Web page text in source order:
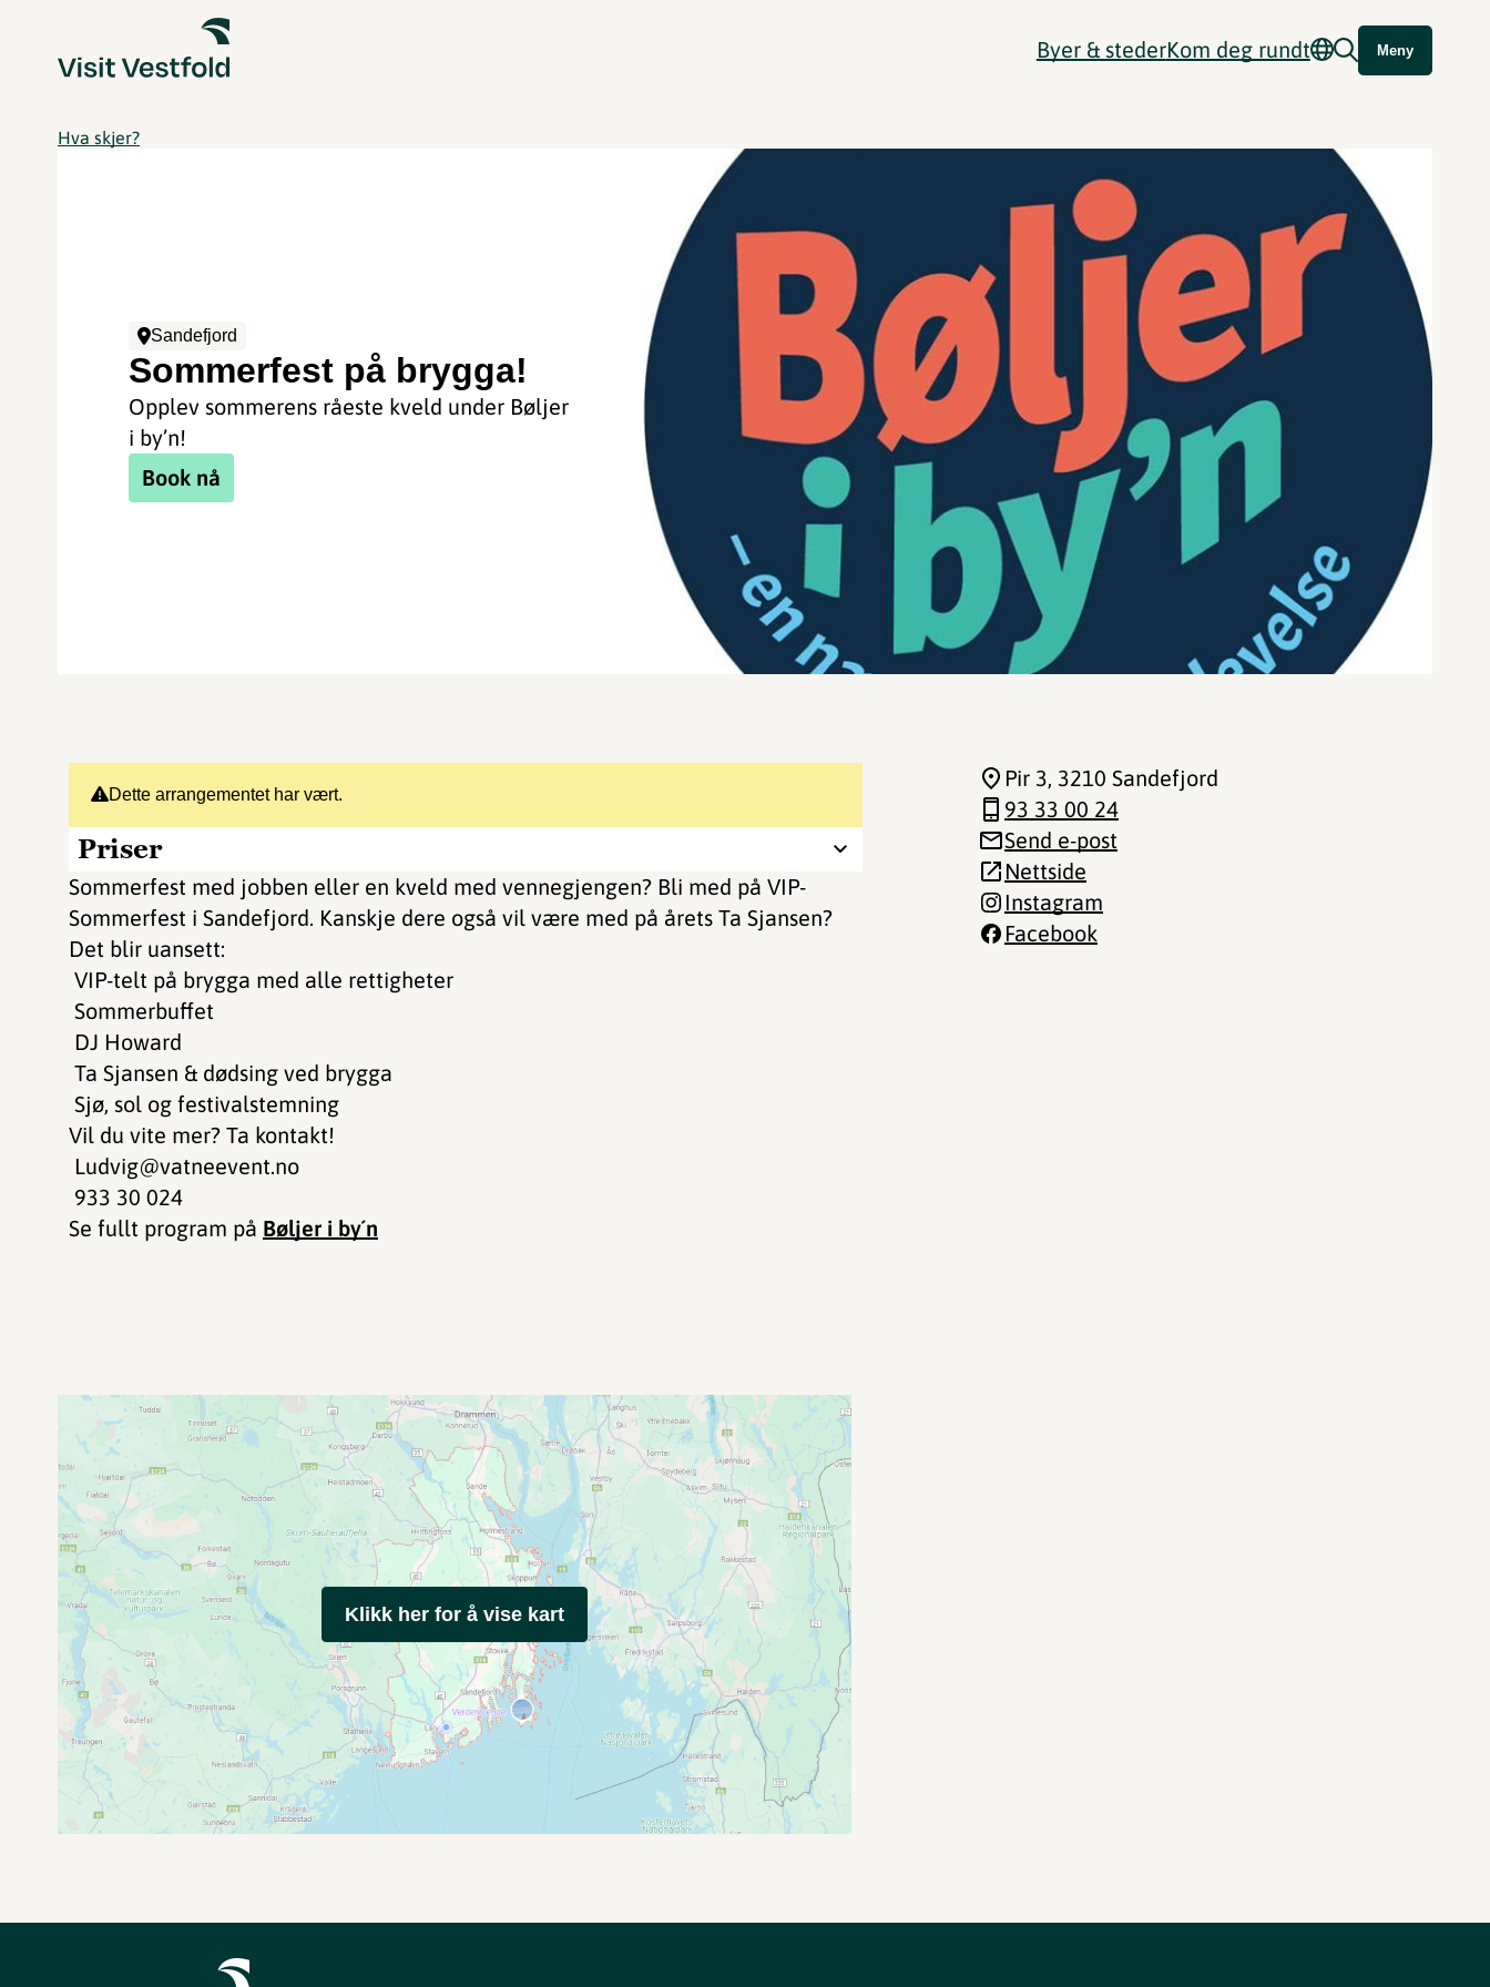
Byer & stederKom deg rundt Meny
Hva skjer?
Sandefjord
Sommerfest på brygga!
Opplev sommerens råeste kveld under Bøljer
i by’n!
Book nå
Dette arrangementet har vært.
Priser
Sommerfest med jobben eller en kveld med vennegjengen? Bli med på VIP-
Sommerfest i Sandefjord. Kanskje dere også vil være med på årets Ta Sjansen?
Det blir uansett:
VIP-telt på brygga med alle rettigheter
Sommerbuffet
DJ Howard
Ta Sjansen & dødsing ved brygga
Sjø, sol og festivalstemning
Vil du vite mer? Ta kontakt!
Ludvig@vatneevent.no
933 30 024
Se fullt program på Bøljer i by´n
Pir 3, 3210 Sandefjord
93 33 00 24
Send e-post
Nettside
Instagram
Facebook
Klikk her for å vise kart